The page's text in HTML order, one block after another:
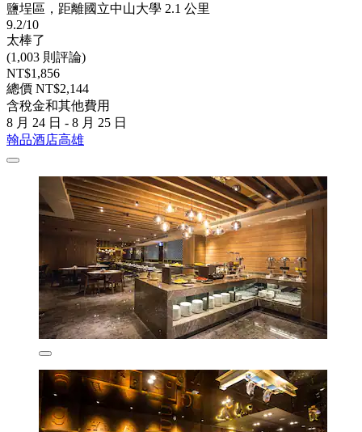
鹽埕區，距離國立中山大學 2.1 公里
9.2/10
太棒了
(1,003 則評論)
NT$1,856
總價 NT$2,144
含稅金和其他費用
8 月 24 日 - 8 月 25 日
翰品酒店高雄